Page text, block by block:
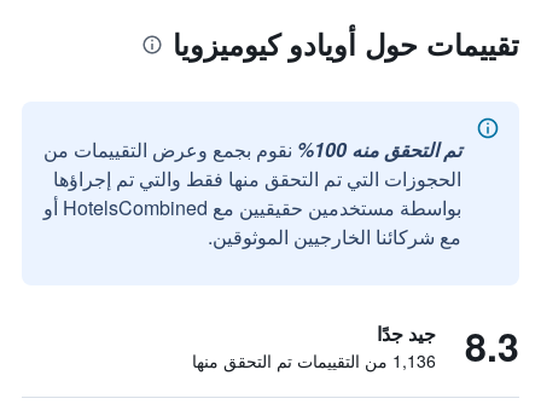
تقييمات حول أويادو كيوميزويا
تم التحقق منه 100%
نقوم بجمع وعرض التقييمات من
الحجوزات التي تم التحقق منها فقط والتي تم إجراؤها
بواسطة مستخدمين حقيقيين مع HotelsCombined أو
مع شركائنا الخارجيين الموثوقين.
8.3 جيد جدًا
1,136 من التقييمات تم التحقق منها